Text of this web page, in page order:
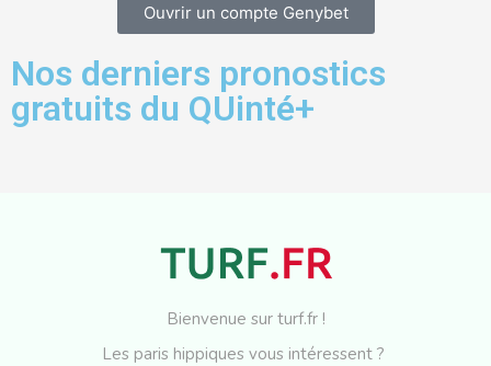
Ouvrir un compte Genybet
Nos derniers pronostics
gratuits du QUinté+
Bienvenue sur turf.fr !
Les paris hippiques vous intéressent ?